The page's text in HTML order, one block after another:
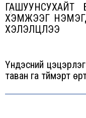
ХЭМЖЭЭГ
ХЭЛЭЛЦЛЭЭ
Үндэсний
таван га түймэрт